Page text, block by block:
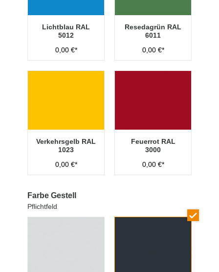
Lichtblau RAL
5012
0,00 €*
Resedagrün RAL
6011
0,00 €*
Verkehrsgelb RAL
1023
0,00 €*
Feuerrot RAL
3000
0,00 €*
Farbe Gestell
Pflichtfeld